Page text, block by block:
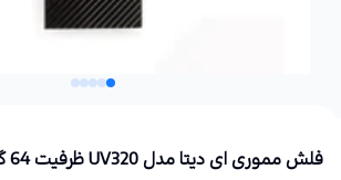
فلش مموری ای دیتا مدل UV320 ظرفیت 64 گیگابایت